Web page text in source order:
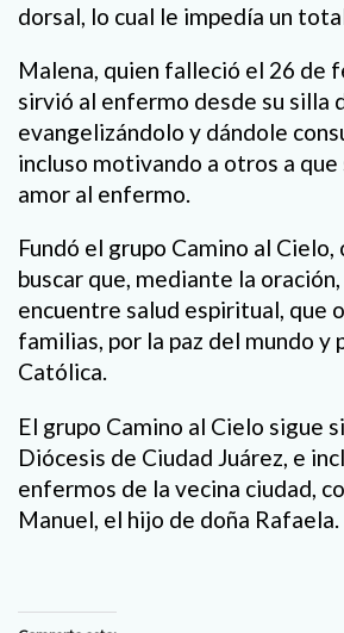
dorsal, lo cual le impedía un
Malena, quien falleció el 26 de
sirvió al enfermo desde su silla
evangelizándolo y dándole
incluso motivando a otros a
amor al enfermo.
Fundó el grupo Camino al Cielo,
buscar que, mediante la
encuentre salud espiritual, que
familias, por la paz del mundo y
Católica.
El grupo Camino al Cielo sigue
Diócesis de Ciudad Juárez, e
enfermos de la vecina ciudad,
Manuel, el hijo de doña Rafaela.